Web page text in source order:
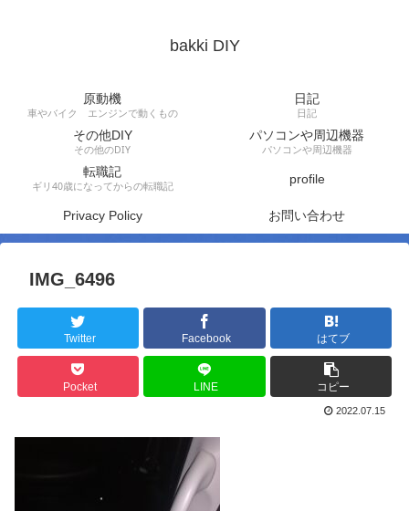
bakki DIY
原動機
車やバイク エンジンで動くもの
日記
日記
その他DIY
その他のDIY
パソコンや周辺機器
パソコンや周辺機器
転職記
ギリ40歳になってからの転職記 profile
Privacy Policy お問い合わせ
IMG_6496
Twitter Facebook はてブ
Pocket LINE コピー
2022.07.15